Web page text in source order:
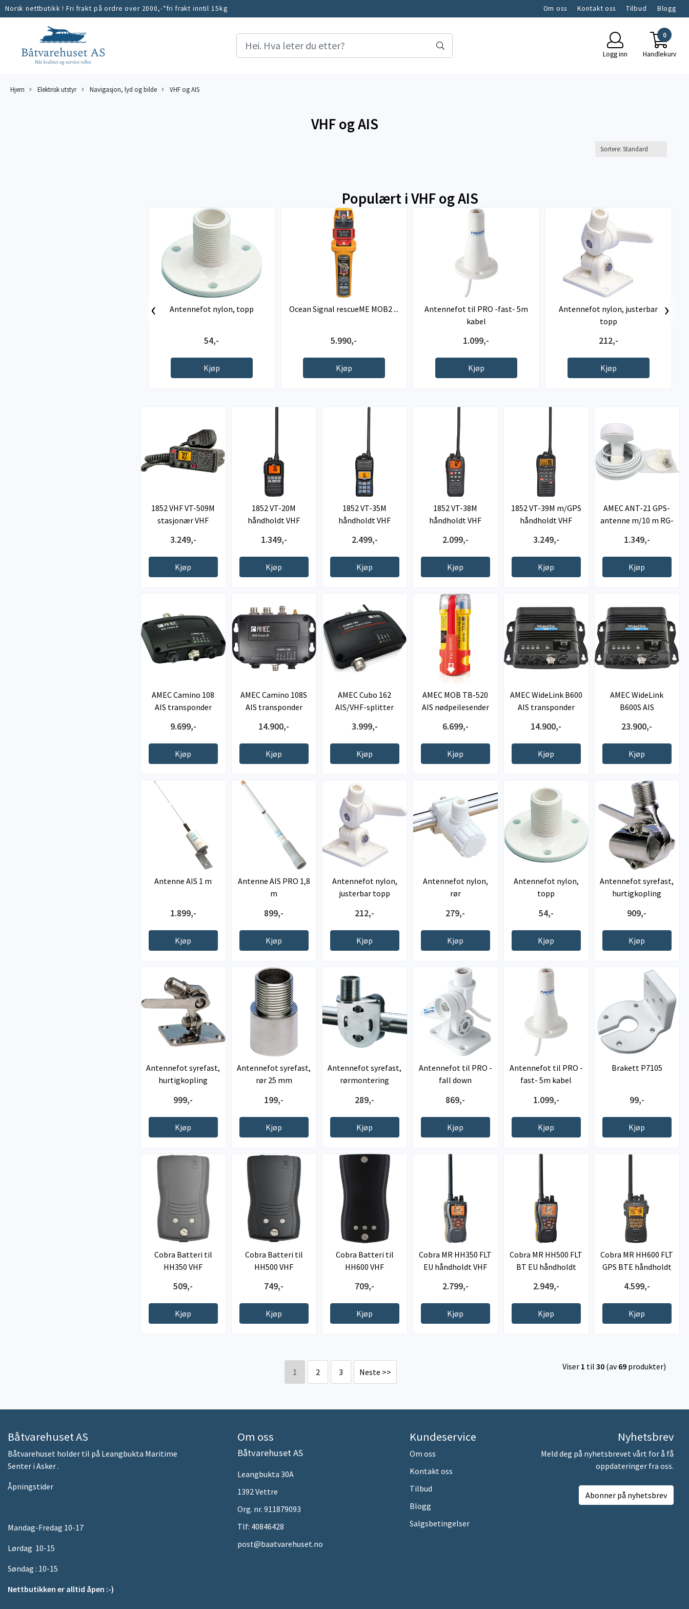
Norsk nettbutikk ! Fri frakt på ordre over 2000,-*fri frakt inntil 15kg Om oss Kontakt oss Tilbud Blogg
Logg inn
0
Handlekurv
Hjem Elektrisk utstyr Navigasjon, lyd og bilde VHF og AIS
VHF og AIS
Populært iVHF og AIS
Antennefot nylon, topp
54,-
Kjøp
Ocean Signal rescueME MOB2 ...
5.990,-
Kjøp
Antennefot til PRO -fast- 5m
kabel
1.099,-
Kjøp
Antennefot nylon, justerbar
topp
212,-
Kjøp
‹ ›
1852 VHF VT-509M
stasjonær VHF
3.249,-
Kjøp
1852 VT-20M
håndholdt VHF
1.349,-
Kjøp
1852 VT-35M
håndholdt VHF
2.499,-
Kjøp
1852 VT-38M
håndholdt VHF
2.099,-
Kjøp
1852 VT-39M m/GPS
håndholdt VHF
3.249,-
Kjøp
AMEC ANT-21 GPS-
antenne m/10 m RG-
1.349,-
Kjøp
AMEC Camino 108
AIS transponder
9.699,-
Kjøp
AMEC Camino 108S
AIS transponder
14.900,-
Kjøp
AMEC Cubo 162
AIS/VHF-splitter
3.999,-
Kjøp
AMEC MOB TB-520
AIS nødpeilesender
6.699,-
Kjøp
AMEC WideLink B600
AIS transponder
14.900,-
Kjøp
AMEC WideLink
B600S AIS
23.900,-
Kjøp
Antenne AIS 1 m
1.899,-
Kjøp
Antenne AIS PRO 1,8
m
899,-
Kjøp
Antennefot nylon,
justerbar topp
212,-
Kjøp
Antennefot nylon,
rør
279,-
Kjøp
Antennefot nylon,
topp
54,-
Kjøp
Antennefot syrefast,
hurtigkopling
909,-
Kjøp
Antennefot syrefast,
hurtigkopling
999,-
Kjøp
Antennefot syrefast,
rør 25 mm
199,-
Kjøp
Antennefot syrefast,
rørmontering
289,-
Kjøp
Antennefot til PRO -
fall down
869,-
Kjøp
Antennefot til PRO -
fast- 5m kabel
1.099,-
Kjøp
Brakett P7105
99,-
Kjøp
Cobra Batteri til
HH350 VHF
509,-
Kjøp
Cobra Batteri til
HH500 VHF
749,-
Kjøp
Cobra Batteri til
HH600 VHF
709,-
Kjøp
Cobra MR HH350 FLT
EU håndholdt VHF
2.799,-
Kjøp
Cobra MR HH500 FLT
BT EU håndholdt
2.949,-
Kjøp
Cobra MR HH600 FLT
GPS BTE håndholdt
4.599,-
Kjøp
1 2 3 Neste >>
Viser 1 til 30(av69produkter)
Båtvarehuset AS
Båtvarehuset holder til på Leangbukta Maritime
Senter i Asker .
Åpningstider
Mandag-Fredag 10-17
Lørdag 10-15
Søndag : 10-15
Nettbutikken er alltid åpen :-)
Om oss
Båtvarehuset AS
Leangbukta 30A
1392 Vettre
Org. nr. 911879093
Tlf: 40846428
post@baatvarehuset.no
Kundeservice
Om oss
Kontakt oss
Tilbud
Blogg
Salgsbetingelser
Nyhetsbrev
Meld deg på nyhetsbrevet vårt for å få
oppdateringer fra oss.
Abonner på nyhetsbrev